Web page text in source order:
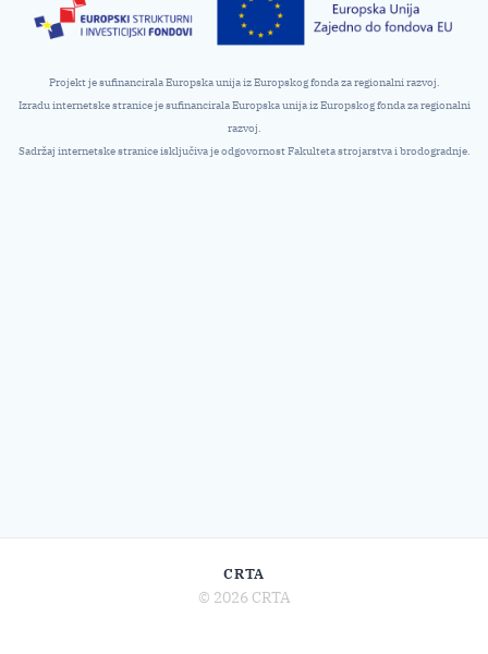
Projekt je sufinancirala Europska unija iz Europskog fonda za regionalni razvoj.
Izradu internetske stranice je sufinancirala Europska unija iz Europskog fonda za regionalni
razvoj.
Sadržaj internetske stranice isključiva je odgovornost Fakulteta strojarstva i brodogradnje.
CRTA
© 2026 CRTA